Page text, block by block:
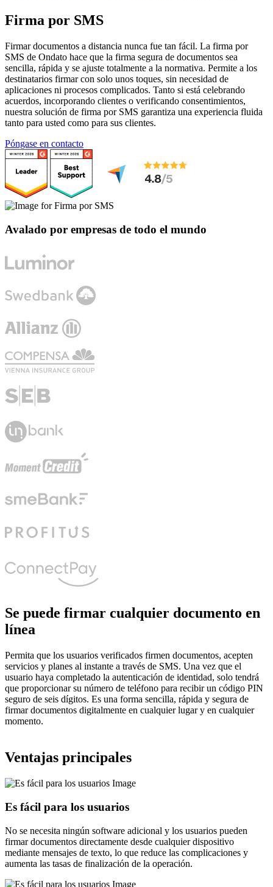
Firma por SMS
Firmar documentos a distancia nunca fue tan fácil. La firma por
SMS de Ondato hace que la firma segura de documentos sea
sencilla, rápida y se ajuste totalmente a la normativa. Permite a los
destinatarios firmar con solo unos toques, sin necesidad de
aplicaciones ni procesos complicados. Tanto si está celebrando
acuerdos, incorporando clientes o verificando consentimientos,
nuestra solución de firma por SMS garantiza una experiencia fluida
tanto para usted como para sus clientes.
Póngase en contacto
Avalado por empresas de todo el mundo
Se puede firmar cualquier documento en
línea
Permita que los usuarios verificados firmen documentos, acepten
servicios y planes al instante a través de SMS. Una vez que el
usuario haya completado la autenticación de identidad, solo tendrá
que proporcionar su número de teléfono para recibir un código PIN
seguro de seis dígitos. Es una forma sencilla, rápida y segura de
firmar documentos digitalmente en cualquier lugar y en cualquier
momento.
Ventajas principales
Es fácil para los usuarios
No se necesita ningún software adicional y los usuarios pueden
firmar documentos directamente desde cualquier dispositivo
mediante mensajes de texto, lo que reduce las complicaciones y
aumenta las tasas de finalización de la operación.